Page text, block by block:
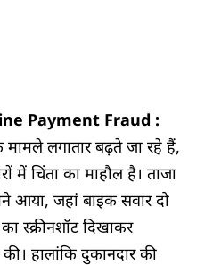
Payment Fraud :
लगातार बढ़ते जा रहे हैं,
में चिंता का माहौल है। ताजा
आया, जहां बाइक सवार दो
स्क्रीनशॉट दिखाकर
हालांकि दुकानदार की